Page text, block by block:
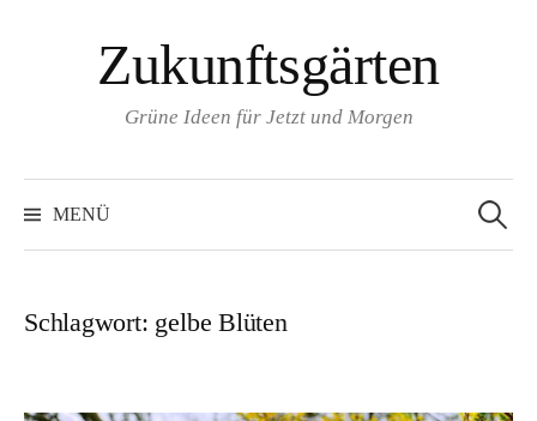
überspringenZukunftsgärten
Grüne Ideen für Jetzt und Morgen
MENÜ
nach:
Schlagwort: gelbe Blüten